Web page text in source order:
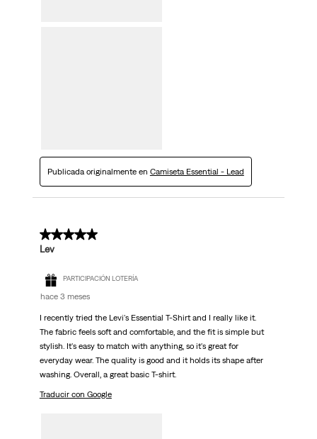
Publicada originalmente en Camiseta Essential - Lead
5 de 5 estrellas.
Lev
PARTICIPACIÓN LOTERÍA
hace 3 meses
I recently tried the Levi's Essential T-Shirt and I really like it.
The fabric feels soft and comfortable, and the fit is simple but
stylish. It's easy to match with anything, so it's great for
everyday wear. The quality is good and it holds its shape after
washing. Overall, a great basic T-shirt.
Traducir con Google